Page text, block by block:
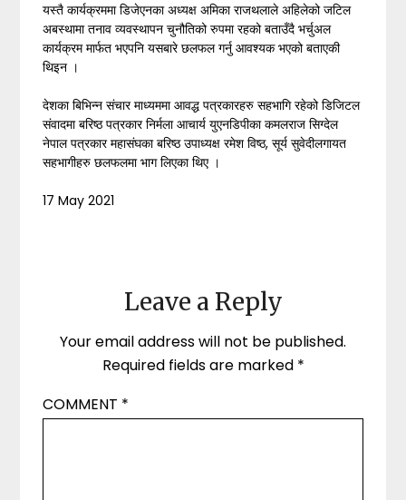
यस्तै कार्यक्रममा डिजेएनका अध्यक्ष अमिका राजथलाले अहिलेको जटिल
अबस्थामा तनाव व्यवस्थापन चुनौतिको रुपमा रहको बताउँदै भर्चुअल
कार्यक्रम मार्फत भएपनि यसबारे छलफल गर्नु आवश्यक भएको बताएकी
थिइन ।
देशका बिभिन्न संचार माध्यममा आवद्ध पत्रकारहरु सहभागि रहेको डिजिटल
संवादमा बरिष्ठ पत्रकार निर्मला आचार्य युएनडिपीका कमलराज सिग्देल
नेपाल पत्रकार महासंघका बरिष्ठ उपाध्यक्ष रमेश विष्ठ, सूर्य सुवेदीलगायत
सहभागीहरु छलफलमा भाग लिएका थिए ।
17 May 2021
Leave a Reply
Your email address will not be published.
Required fields are marked *
COMMENT *